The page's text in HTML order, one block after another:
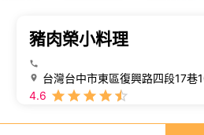
豬肉榮小料理
台灣台中市東區復興路四段17巷
4.6